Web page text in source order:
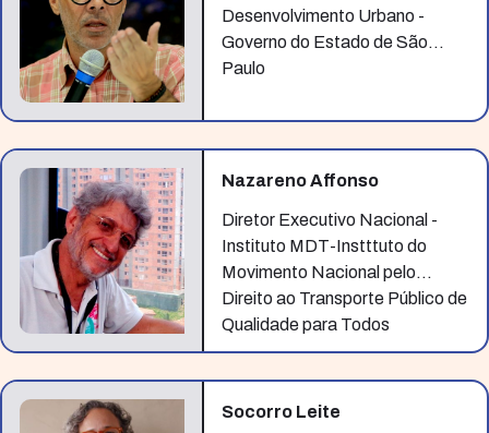
Desenvolvimento Urbano -
Governo do Estado de São
Paulo
Nazareno Affonso
Diretor Executivo Nacional -
Instituto MDT-Instttuto do
Movimento Nacional pelo
Direito ao Transporte Público de
Qualidade para Todos
Socorro Leite